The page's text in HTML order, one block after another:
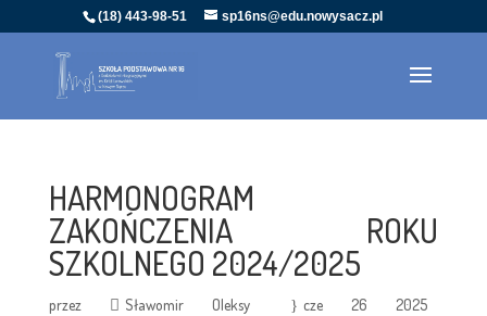
(18) 443-98-51 sp16ns@edu.nowysacz.pl
HARMONOGRAM
ZAKOŃCZENIA ROKU
SZKOLNEGO 2024/2025
przez Sławomir Oleksy
cze 26 2025